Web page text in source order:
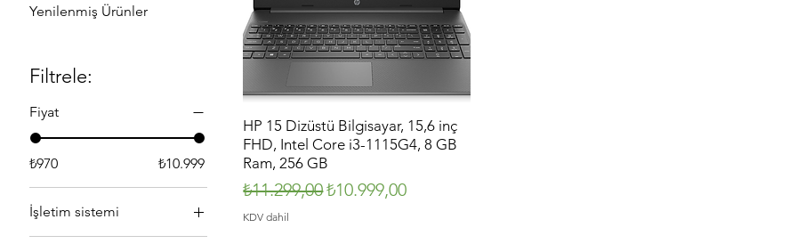
Yenilenmiş Ürünler
Filtrele:
Fiyat
₺970 ₺10.999
İşletim sistemi
Freedos
Hızlı Bakış
HP 15 Dizüstü Bilgisayar, 15,6 inç
FHD, Intel Core i3-1115G4, 8 GB
Ram, 256 GB
Normal Fiyat
₺11.299,00İndirimli Fiyat
₺10.999,00
KDV dahil